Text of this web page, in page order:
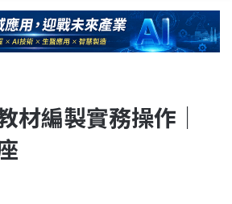
材編製實務操作｜